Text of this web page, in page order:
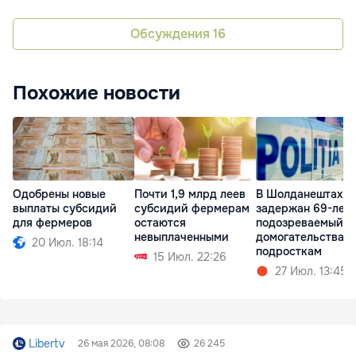
Обсуждения 16
Похожие новости
Одобрены новые
выплаты субсидий
для фермеров
20 Июл. 18:14
Почти 1,9 млрд леев
субсидий фермерам
остаются
невыплаченными
15 Июл. 22:26
В Шолданештах
задержан 69-
подозреваемый в
домогательствах
подросткам
27 Июл. 13:45
Libertv 26 мая 2026, 08:08 26 245